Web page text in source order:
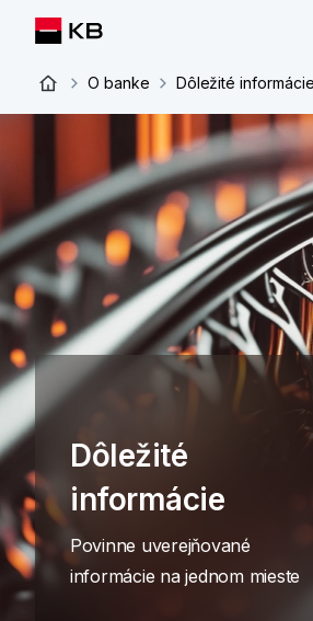
O banke Dôležité informácie
Dôležité
informácie
Povinne uverejňované
informácie na jednom mieste